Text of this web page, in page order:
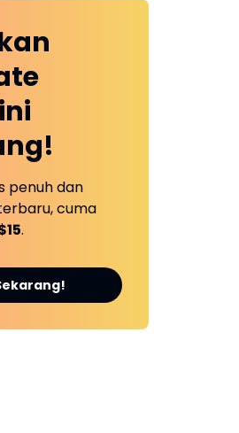
Dua Tersangka Kasus
Penganiayaan dan
Pengancaman Ketua BPD
Ditetapkan Sebagai
Tersangka
penuh dan
cuma
.